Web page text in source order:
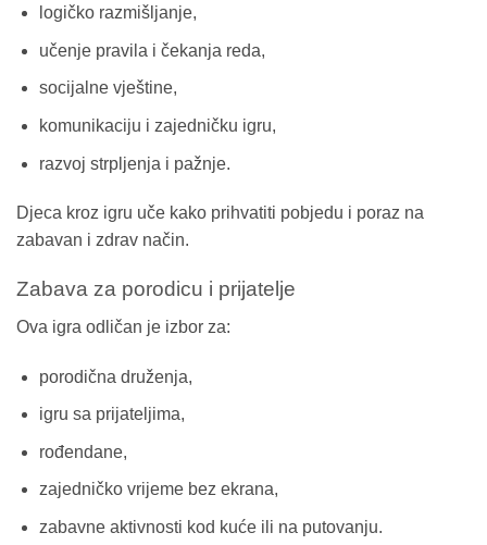
logičko razmišljanje,
učenje pravila i čekanja reda,
socijalne vještine,
komunikaciju i zajedničku igru,
razvoj strpljenja i pažnje.
Djeca kroz igru uče kako prihvatiti pobjedu i poraz na
zabavan i zdrav način.
Zabava za porodicu i prijatelje
Ova igra odličan je izbor za:
porodična druženja,
igru sa prijateljima,
rođendane,
zajedničko vrijeme bez ekrana,
zabavne aktivnosti kod kuće ili na putovanju.